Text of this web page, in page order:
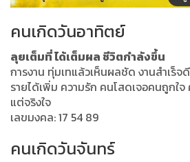
คนเกิดวันอาทิตย์
ลุยเต็มที่ ได้เต็มผล ชีวิตกำลังขึ้น
การงาน ทุ่มเทแล้วเห็นผลชัด งานสำเร็จ
รายได้เพิ่ม ความรัก คนโสดเจอคนถูกใ
แต่จริงใจ
เลขมงคล: 17 54 89
คนเกิดวันจันทร์